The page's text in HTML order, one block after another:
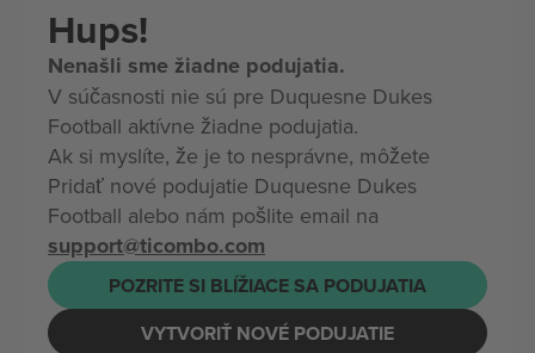
Hups!
Nenašli sme žiadne podujatia.
V súčasnosti nie sú pre Duquesne Dukes
Football aktívne žiadne podujatia.
Ak si myslíte, že je to nesprávne, môžete
Pridať nové podujatie Duquesne Dukes
Football alebo nám pošlite email na
support@ticombo.com
POZRITE SI BLÍŽIACE SA PODUJATIA
VYTVORIŤ NOVÉ PODUJATIE